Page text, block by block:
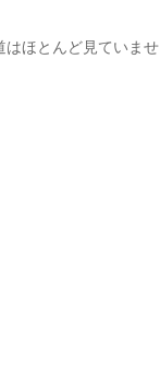
はほとんど見ていませ